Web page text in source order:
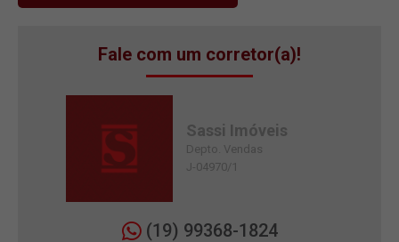
Fale com um corretor(a)!
Sassi Imóveis
Depto. Vendas
J-04970/1
(19) 99368-1824